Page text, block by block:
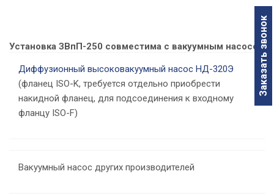
Заказать звонок
Установка ЗВпП-250 совместима с вакуумным насосом
Диффузионный высоковакуумный насос НД-320Э
(фланец ISO-K, требуется отдельно приобрести
накидной фланец, для подсоединения к входному
фланцу ISO-F)
Вакуумный насос других производителей